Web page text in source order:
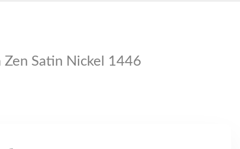
Zen Satin Nickel 1446